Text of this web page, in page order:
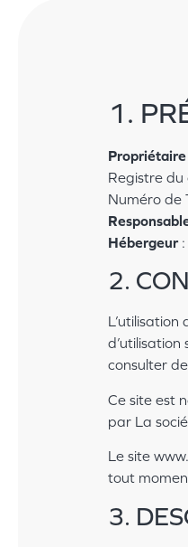
1.
Propriétaire
Registre
Numéro de
Hébergeur:
2.
consulter
Ce site est
par La
Le site
tout
3.